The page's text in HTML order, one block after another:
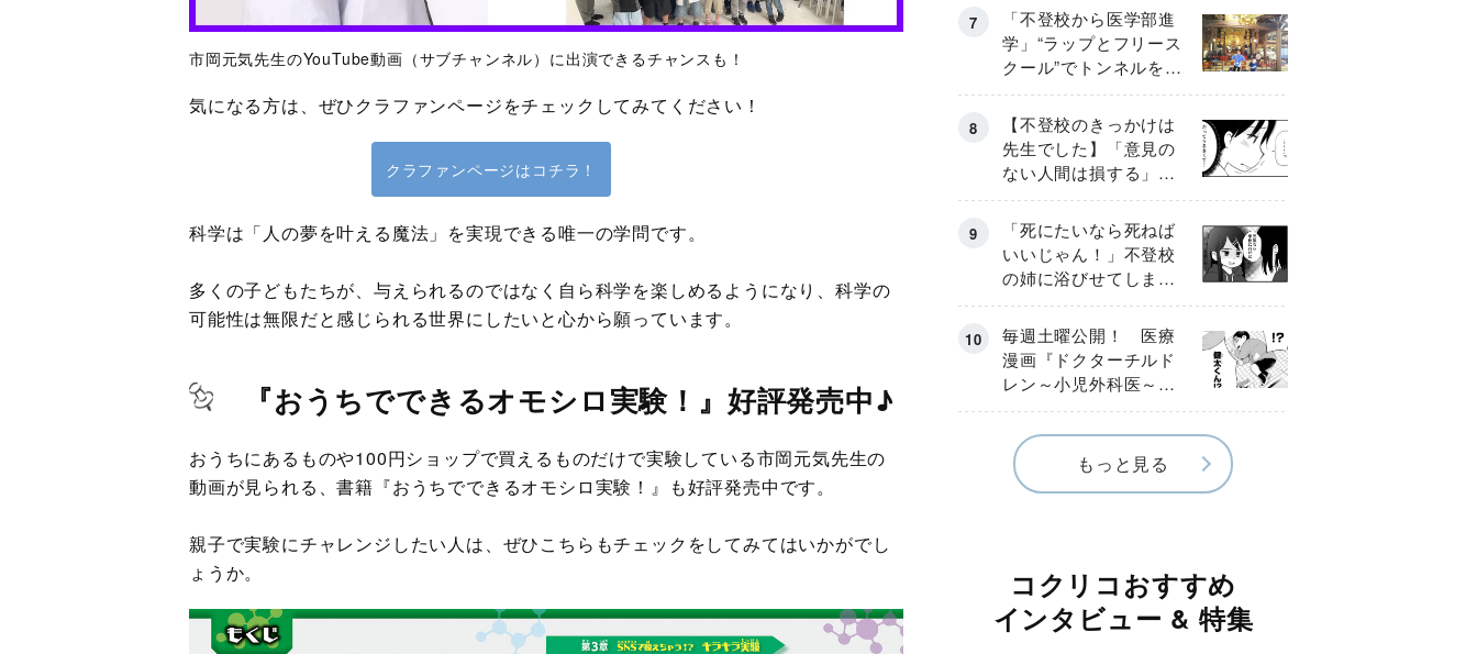
市岡元気先生のYouTube動画（サブチャンネル）に出演できるチャンスも！
気になる方は、ぜひクラファンページをチェックしてみてください！
クラファンページはコチラ！
科学は「人の夢を叶える魔法」を実現できる唯一の学問です。
多くの子どもたちが、与えられるのではなく自ら科学を楽しめるようになり、科学の
可能性は無限だと感じられる世界にしたいと心から願っています。
『おうちでできるオモシロ実験！』好評発売中♪
おうちにあるものや100円ショップで買えるものだけで実験している市岡元気先生の
動画が見られる、書籍『おうちでできるオモシロ実験！』も好評発売中です。
親子で実験にチャレンジしたい人は、ぜひこちらもチェックをしてみてはいかがでし
ょうか。
「不登校から医学部進
学」“ラップとフリース
クール”でトンネルを脱
して高校受験へ〔元野
球少年の実話〕
【不登校のきっかけは
先生でした】「意見の
ない人間は損する」担
任の一言が苦しみに…
《第１話》
「死にたいなら死ねば
いいじゃん！」不登校
の姉に浴びせてしまっ
た言葉【番外編・後
編】
毎週土曜公開！ 医療
漫画『ドクターチルド
レン～小児外科医～』
【Episode.４】
もっと見る
コクリコおすすめ
インタビュー & 特集